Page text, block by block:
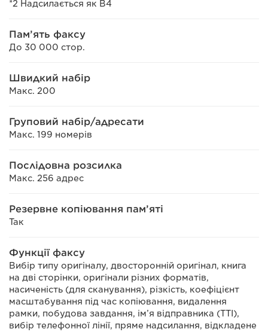
*2 Надсилається як B4
Пам’ять факсу
До 30 000 стор.
Швидкий набір
Макс. 200
Груповий набір/адресати
Макс. 199 номерів
Послідовна розсилка
Макс. 256 адрес
Резервне копіювання пам’яті
Так
Функції факсу
Вибір типу оригіналу, двосторонній оригінал, книга
на дві сторінки, оригінали різних форматів,
насиченість (для сканування), різкість, коефіцієнт
масштабування під час копіювання, видалення
рамки, побудова завдання, ім’я відправника (TTI),
вибір телефонної лінії, пряме надсилання, відкладене